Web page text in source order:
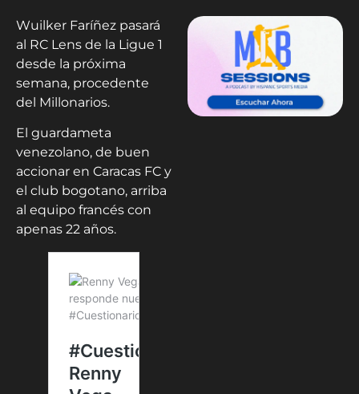
Wuilker Faríñez pasará
al RC Lens de la Ligue 1
desde la próxima
semana, procedente
del Millonarios.
El guardameta
venezolano, de buen
accionar en Caracas FC y
el club bogotano, arriba
al equipo francés con
apenas 22 años.